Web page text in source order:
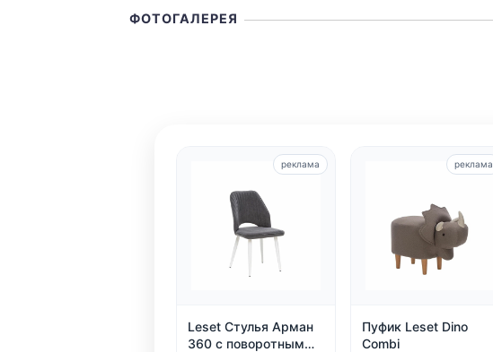
ФОТОГАЛЕРЕЯ
Leset Стулья Арман
360 с поворотным
реклама
Пуфик Leset Dino
Combi
реклама